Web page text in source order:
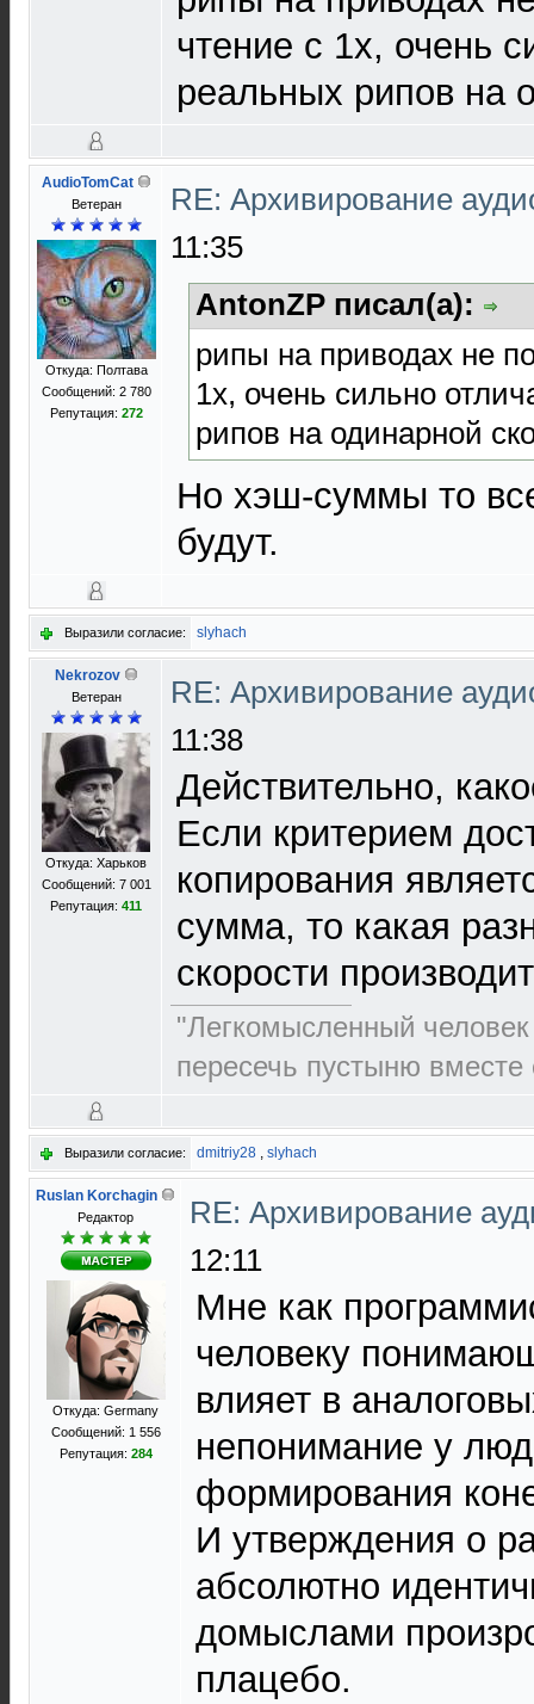
чтение с 1х, очень
реальных рипов на
AudioTomCat
Ветеран
Откуда: Полтава
Сообщений: 2 780
Репутация: 272
RE: Архивирование
11:35
AntonZP писал(а):
рипы на приводах не
1х, очень сильно
рипов на одинарной
Но хэш-суммы то
будут.
Выразили согласие: slyhach
Nekrozov
Ветеран
Откуда: Харьков
Сообщений: 7 001
Репутация: 411
RE: Архивирование
11:38
Действительно,
Если критерием
копирования
сумма, то какая
скорости
"Легкомысленный
пересечь пустыню
Выразили согласие: dmitriy28 , slyhach
Ruslan Korchagin
Редактор
Откуда: Germany
Сообщений: 1 556
Репутация: 284
RE: Архивирование
12:11
Мне как
человеку
влияет в
непонимание у
формирования
И утверждения о
абсолютно
домыслами
плацебо.